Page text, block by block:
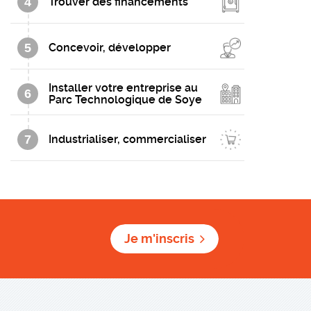
5 Concevoir, développer
6
Installer votre entreprise au
Parc Technologique de Soye
7 Industrialiser, commercialiser
Je m'inscris